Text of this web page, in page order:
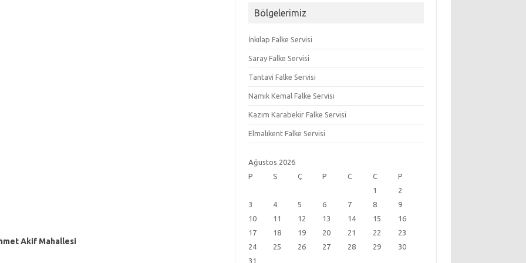
Akif Mahallesi
Bölgelerimiz
İnkılap Falke Servisi
Saray Falke Servisi
Tantavi Falke Servisi
Namık Kemal Falke Servisi
Kazım Karabekir Falke Servisi
Elmalıkent Falke Servisi
Ağustos 2026
P
S Ç P C C
P
1
2
3
4 5 6 7 8
9
10
11 12 13 14 15
16
17
18 19 20 21 22
23
24
25 26 27 28 29
30
31